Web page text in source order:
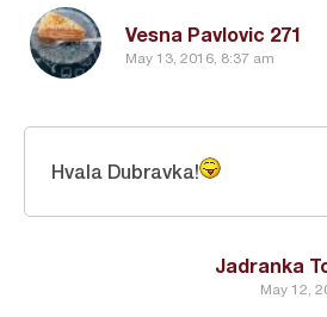
Vesna Pavlovic 271
May 13, 2016, 8:37 am
Jadranka
May 12,
Hvala Dubravka!